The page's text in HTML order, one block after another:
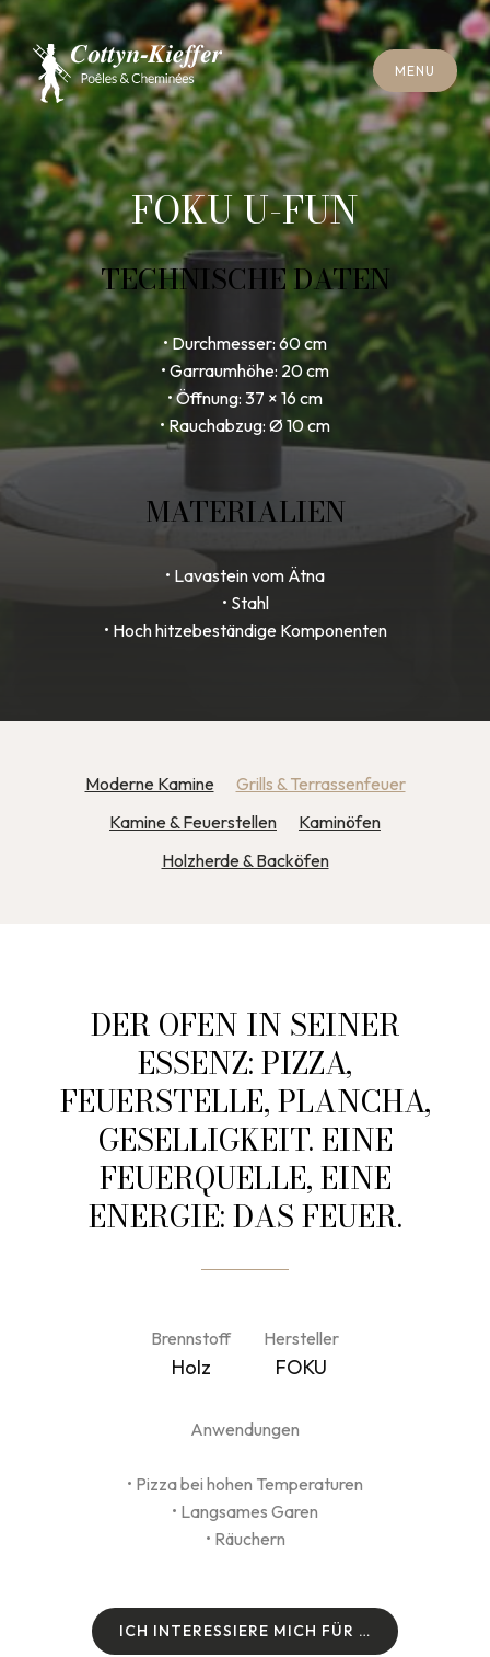
M EN U
MENU
TERMIN SCHO RNSTE NREI IGU NG
TE RMI N SC HOR NS EI NREIN U
SCHL
SC H E SS E N
FOKU U-FUN
TECHNISCHE DATEN
• Durchmesser: 60 cm
• Garraumhöhe: 20 cm
• Öffnung: 37 × 16 cm
• Rauchabzug: Ø 10 cm
MATERIALIEN
• Lavastein vom Ätna
• Stahl
• Hoch hitzebeständige Komponenten
Moderne Kamine
Grills & Terrassenfeuer
Kamine & Feuerstellen
Kaminöfen
Holzherde & Backöfen
DER OFEN IN SEINER
ESSENZ: PIZZA,
FEUERSTELLE, PLANCHA,
GESELLIGKEIT. EINE
FEUERQUELLE, EINE
ENERGIE: DAS FEUER.
Brennstoff
Holz
Hersteller
FOKU
Anwendungen
• Pizza bei hohen Temperaturen
• Langsames Garen
• Räuchern
ICH INTERESSIERE MICH FÜR …